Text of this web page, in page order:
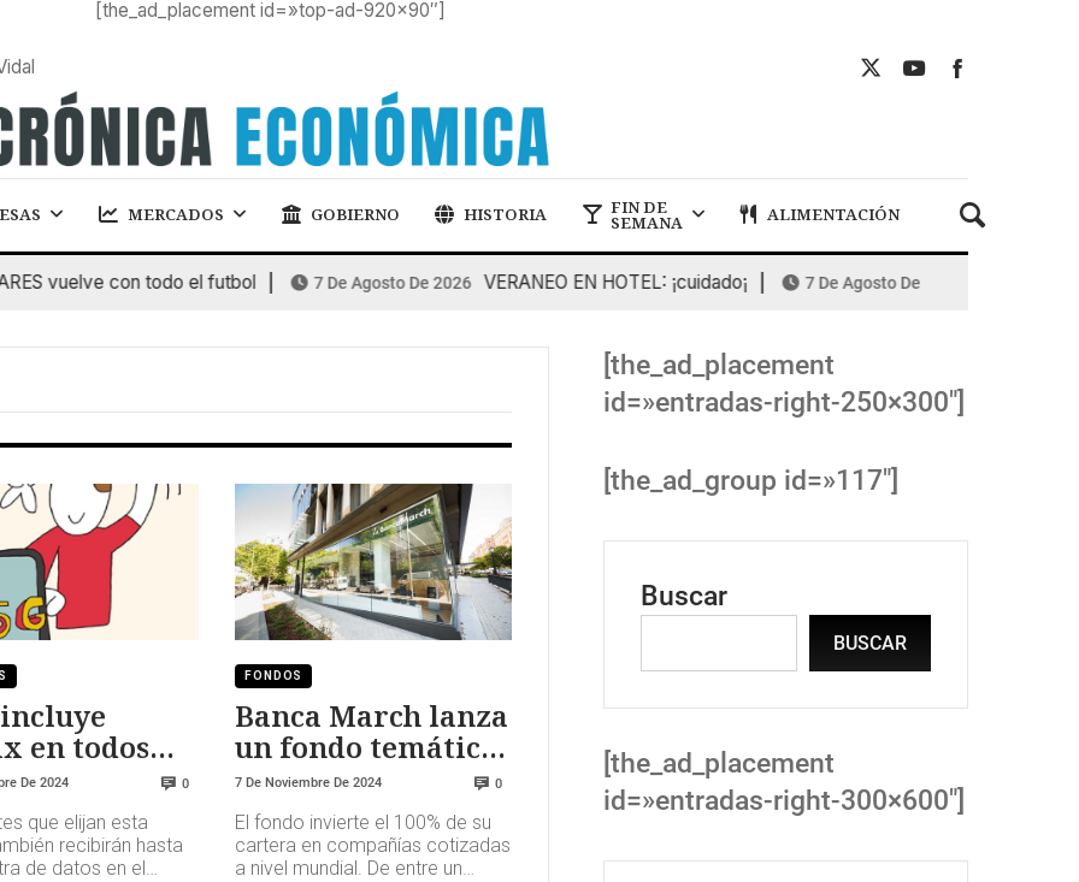
[the_ad_placement id=»top-ad-920×90″]
MERCADOS GOBIERNO HISTORIA FIN DE
SEMANA ALIMENTACIÓN
vuelve con todo el futbol 7 De Agosto De 2026 VERANEO EN HOTEL: ¡cuidado¡ 7 De Agosto De 2026
en todos
de Fibra
De 2024 0
que elijan esta
recibirán hasta
de datos en el
FONDOS
Banca March lanza
un fondo temático
de renta variable
7 De Noviembre De 2024 0
El fondo invierte el 100% de su
cartera en compañías cotizadas
a nivel mundial. De entre un
[the_ad_placement
id=»entradas-right-250×300″]
[the_ad_group id=»117″]
Buscar
BUSCAR
[the_ad_placement
id=»entradas-right-300×600″]